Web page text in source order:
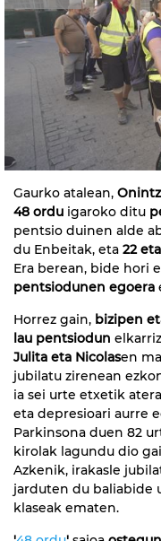
Gaurko atalean,
48 ordu igaroko ditu
pentsio duinen alde
du Enbeitak, eta 22
Era berean, bide hori
pentsiodunen egoera
Horrez gain, bizipen
lau pentsiodun
Julita eta Nicolasen
jubilatu zirenean
ia sei urte etxetik
eta depresioari aurre
Parkinsona duen 82
kirolak lagundu dio
Azkenik, irakasle
jarduten du baliabide
klaseak ematen.